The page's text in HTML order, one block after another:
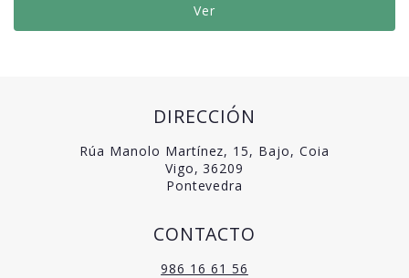
Ver
DIRECCIÓN
Rúa Manolo Martínez, 15, Bajo, Coia
Vigo, 36209
Pontevedra
CONTACTO
986 16 61 56